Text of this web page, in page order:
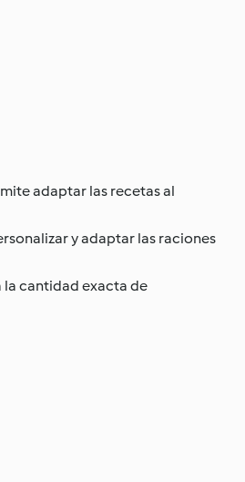
adaptar las recetas al
y adaptar las raciones
la cantidad exacta de